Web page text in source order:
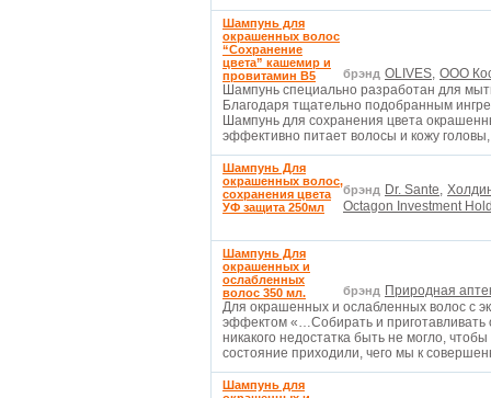
Шампунь для
окрашенных волос
“Сохранение
цвета” кашемир и
провитамин В5
брэнд OLIVES, OOO
Шампунь специально разработан для
Благодаря тщательно подобранным
Шампунь для сохранения цвета
эффективно питает волосы и кожу
Шампунь Для
окрашенных волос,
сохранения цвета
УФ защита 250мл
брэнд Dr. Sante,
Octagon Investment
Шампунь Для
окрашенных и
ослабленных
волос 350 мл.
брэнд Природная
Для окрашенных и ослабленных волос с
эффектом «…Собирать и
никакого недостатка быть не могло,
состояние приходили, чего мы к
Шампунь для